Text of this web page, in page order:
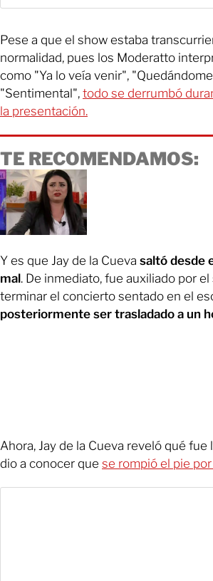
Pese a que el show estaba
normalidad, pues los Moderatto
como "Ya lo veía venir",
"Sentimental", todo se derrumbó
la presentación.
TE RECOMENDAMOS:
Y es que Jay de la Cueva saltó desde
mal. De inmediato, fue auxiliado por
terminar el concierto sentado en el
posteriormente ser trasladado a un
Ahora, Jay de la Cueva reveló qué
dio a conocer que se rompió el pie